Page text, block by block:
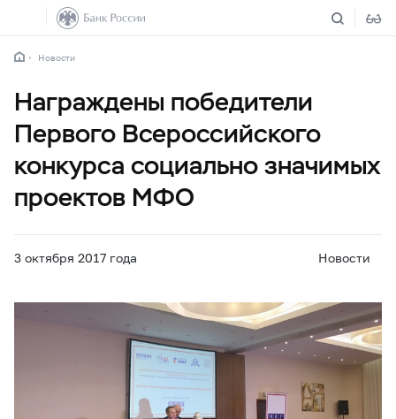
Новости
Награждены победители
Первого Всероссийского
конкурса социально значимых
проектов МФО
3 октября 2017 года Новости